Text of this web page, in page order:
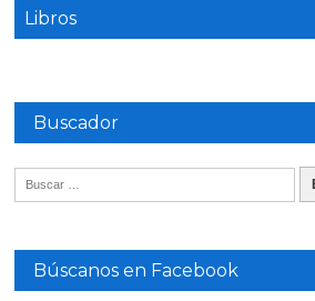
Libros
Buscador
Búscanos en Facebook